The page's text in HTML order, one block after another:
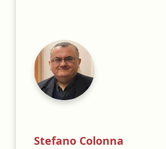
Stefano Colonna